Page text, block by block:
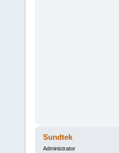
Sundtek
Administrator